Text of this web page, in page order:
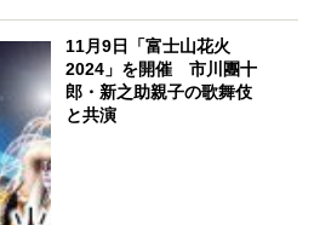
11月9日「富士山花火
2024」を開催 市川團十
郎・新之助親子の歌舞伎
と共演